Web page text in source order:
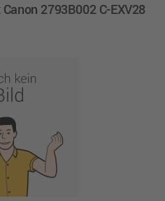
2793B002 C-EXV28